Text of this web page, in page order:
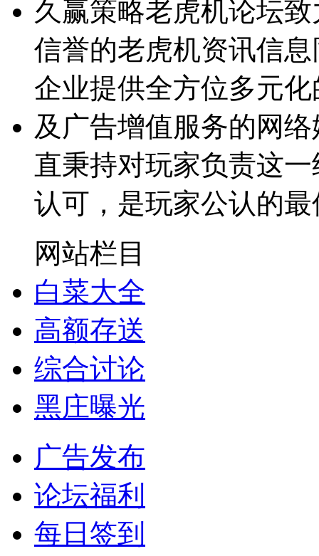
久赢策略老虎机论坛
信誉的老虎机资讯信
企业提供全方位多元
及广告增值服务的网
直秉持对玩家负责这
认可，是玩家公认的
网站栏目
白菜大全
高额存送
综合讨论
黑庄曝光
广告发布
论坛福利
每日签到